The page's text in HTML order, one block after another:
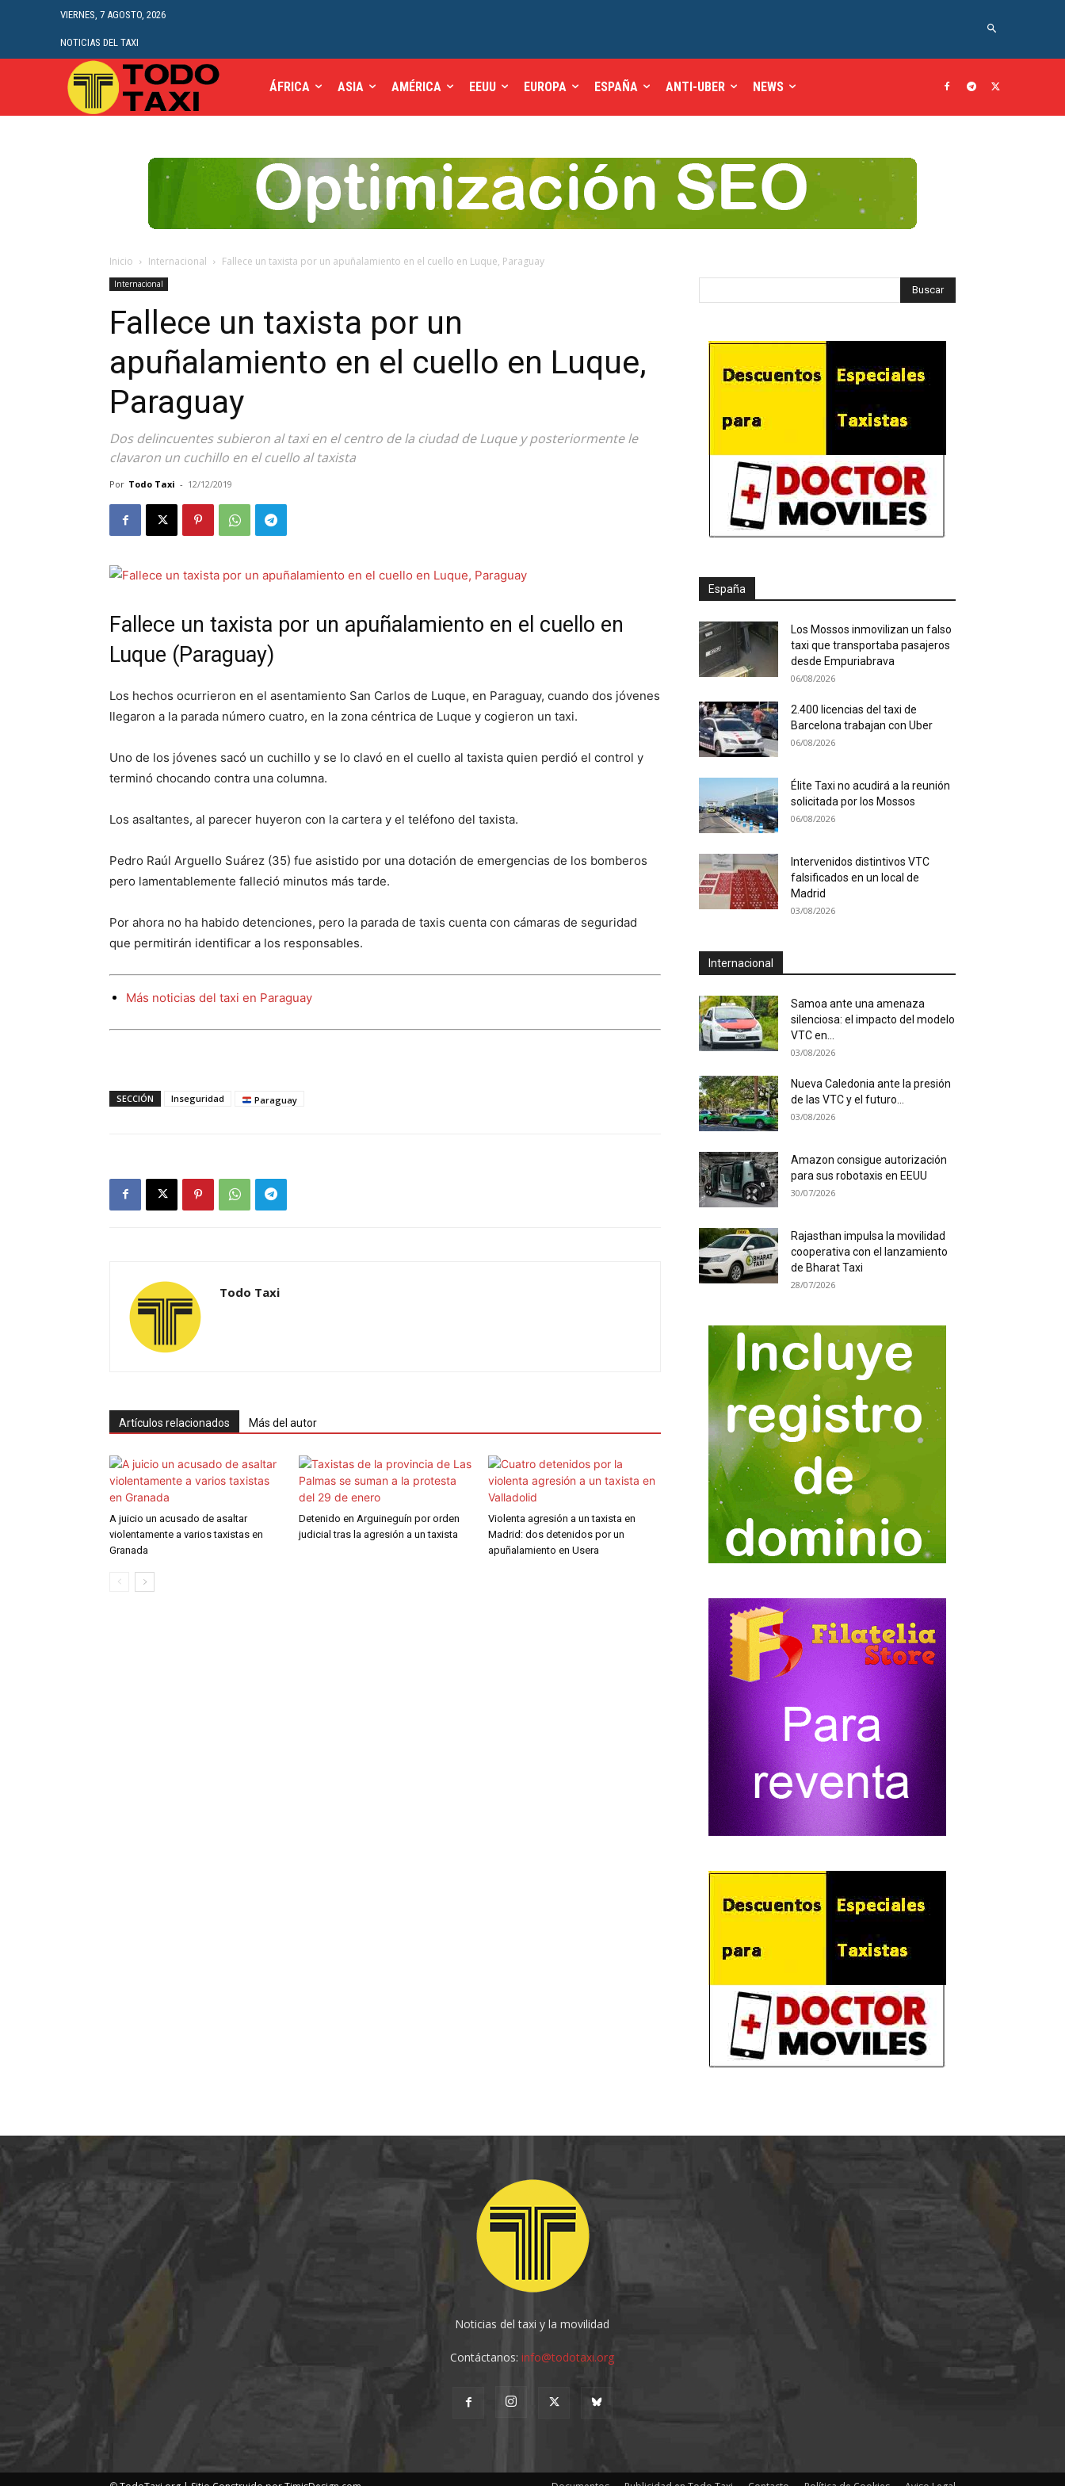
VIERNES, 7 AGOSTO, 2026
NOTICIAS DEL TAXI
ÁFRICA ASIA AMÉRICA EEUU EUROPA ESPAÑA ANTI-UBER NEWS
Inicio Internacional Fallece un taxista por un apuñalamiento en el cuello en Luque, Paraguay
Internacional
Fallece un taxista por un
apuñalamiento en el cuello en Luque,
Paraguay
Dos delincuentes subieron al taxi en el centro de la ciudad de Luque y posteriormente le
clavaron un cuchillo en el cuello al taxista
Por Todo Taxi - 12/12/2019
Fallece un taxista por un apuñalamiento en el cuello en
Luque (Paraguay)
Los hechos ocurrieron en el asentamiento San Carlos de Luque, en Paraguay, cuando dos jóvenes
llegaron a la parada número cuatro, en la zona céntrica de Luque y cogieron un taxi.
Uno de los jóvenes sacó un cuchillo y se lo clavó en el cuello al taxista quien perdió el control y
terminó chocando contra una columna.
Los asaltantes, al parecer huyeron con la cartera y el teléfono del taxista.
Pedro Raúl Arguello Suárez (35) fue asistido por una dotación de emergencias de los bomberos
pero lamentablemente falleció minutos más tarde.
Por ahora no ha habido detenciones, pero la parada de taxis cuenta con cámaras de seguridad
que permitirán identificar a los responsables.
Más noticias del taxi en Paraguay
SECCIÓN Inseguridad Paraguay
Todo Taxi
Artículos relacionados Más del autor
A juicio un acusado de asaltar
violentamente a varios taxistas en
Granada
Detenido en Arguineguín por orden
judicial tras la agresión a un taxista
Violenta agresión a un taxista en
Madrid: dos detenidos por un
apuñalamiento en Usera
España
Los Mossos inmovilizan un falso
taxi que transportaba pasajeros
desde Empuriabrava
06/08/2026
2.400 licencias del taxi de
Barcelona trabajan con Uber
06/08/2026
Élite Taxi no acudirá a la reunión
solicitada por los Mossos
06/08/2026
Intervenidos distintivos VTC
falsificados en un local de
Madrid
03/08/2026
Internacional
Samoa ante una amenaza
silenciosa: el impacto del modelo
VTC en...
03/08/2026
Nueva Caledonia ante la presión
de las VTC y el futuro...
03/08/2026
Amazon consigue autorización
para sus robotaxis en EEUU
30/07/2026
Rajasthan impulsa la movilidad
cooperativa con el lanzamiento
de Bharat Taxi
28/07/2026
Noticias del taxi y la movilidad
Contáctanos:info@todotaxi.org